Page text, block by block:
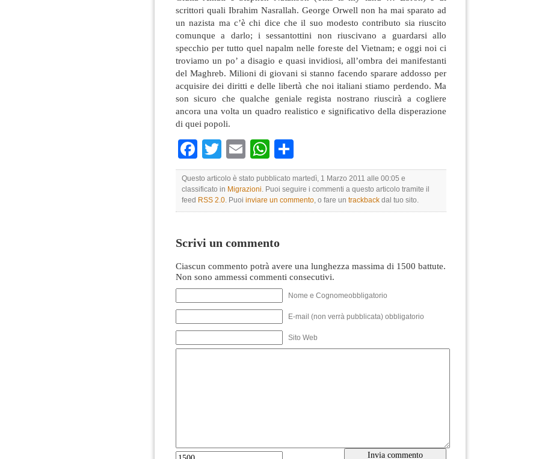
scrittori quali Ibrahim Nasrallah. George Orwell non ha mai sparato ad
un nazista ma c’è chi dice che il suo modesto contributo sia riuscito
comunque a darlo; i sessantottini non riuscivano a guardarsi allo
specchio per tutto quel napalm nelle foreste del Vietnam; e oggi noi ci
troviamo un po’ a disagio e quasi invidiosi, all’ombra dei manifestanti
del Maghreb. Milioni di giovani si stanno facendo sparare addosso per
acquisire dei diritti e delle libertà che noi italiani stiamo perdendo. Ma
son sicuro che qualche geniale regista nostrano riuscirà a cogliere
ancora una volta un quadro realistico e significativo della disperazione
di quei popoli.
Facebook
TwitterEmailWhatsApp
Questo articolo è stato pubblicato martedì, 1 Marzo 2011 alle 00:05 e
classificato in Migrazioni. Puoi seguire i commenti a questo articolo tramite il
feed RSS 2.0. Puoi inviare un commento, o fare un trackback dal tuo sito.
Scrivi un commento
Ciascun commento potrà avere una lunghezza massima di 1500 battute.
Non sono ammessi commenti consecutivi.
Nome e Cognomeobbligatorio
E-mail (non verrà pubblicata) obbligatorio
Sito Web